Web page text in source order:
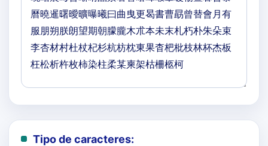
Tipo de caracteres: